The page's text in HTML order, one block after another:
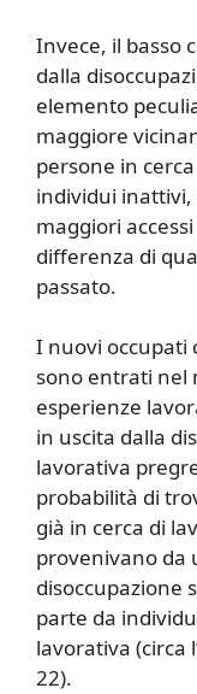
Invece, il basso
dalla
elemento
maggiore
persone in
individui
maggiori
differenza di
passato.
I nuovi occupati
sono entrati nel
esperienze
in uscita dalla
lavorativa
probabilità di
già in cerca di
provenivano da
disoccupazione
parte da
lavorativa (circa
22).